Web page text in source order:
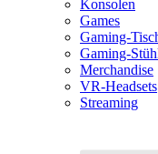
Konsolen
Games
Gaming-
Gaming-
Merchandise
VR-Headsets
Streaming